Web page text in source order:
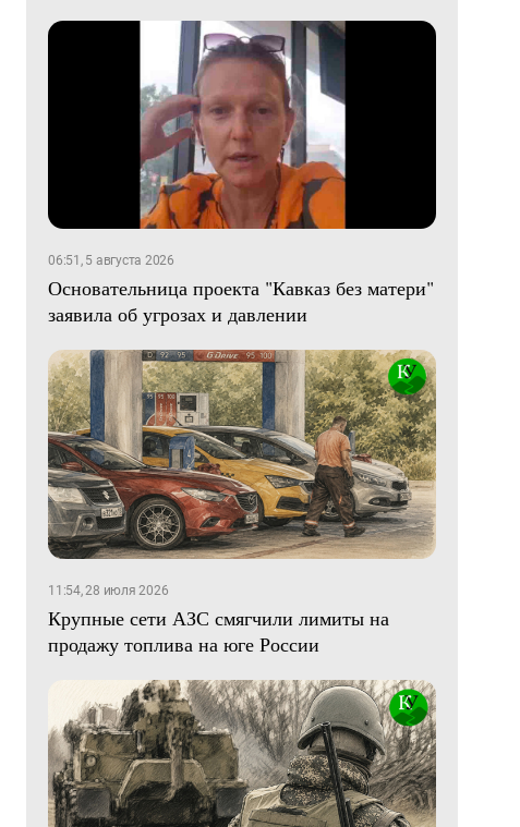
06:51, 5 августа 2026
Основательница проекта "Кавказ без матери"
заявила об угрозах и давлении
11:54, 28 июля 2026
Крупные сети АЗС смягчили лимиты на
продажу топлива на юге России